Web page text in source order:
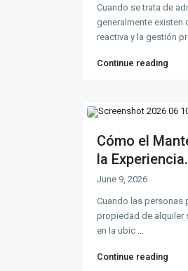
Cuando se trata de
generalmente existen
reactiva y la gestión
Continue reading
Cómo el
la
June 9, 2026
Cuando las personas
propiedad de alquiler
en la ubic ...
Continue reading